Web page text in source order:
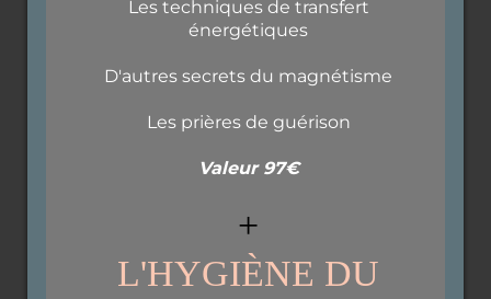
Les techniques de transfert
énergétiques
D'autres secrets du magnétisme
Les prières de guérison
Valeur 97€
+
L'HYGIÈNE DU